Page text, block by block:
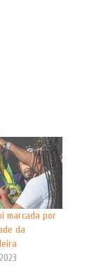
marcada por
da